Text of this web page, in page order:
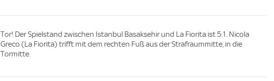
Tor! Der Spielstand zwischen Istanbul Basaksehir und La Fiorita ist 5:1. Nicola
Greco (La Fiorita) trifft mit dem rechten Fuß aus der Strafraummitte, in die
Tormitte.